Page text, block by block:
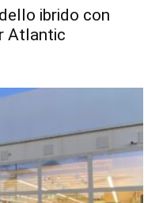
ibrido con
Atlantic